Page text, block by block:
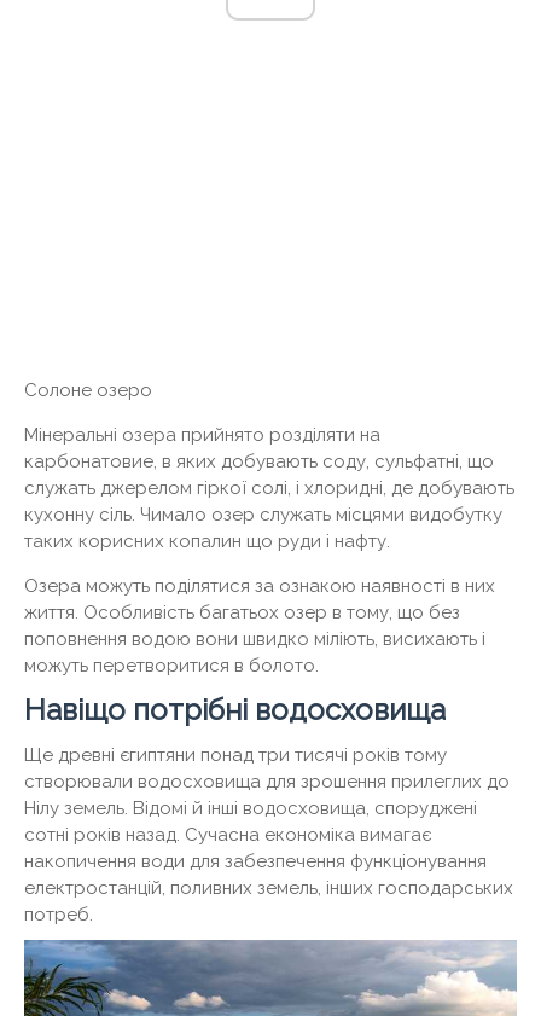
Солоне озеро
Мінеральні озера прийнято розділяти на
карбонатовие, в яких добувають соду, сульфатні, що
служать джерелом гіркої солі, і хлоридні, де добувають
кухонну сіль. Чимало озер служать місцями видобутку
таких корисних копалин що руди і нафту.
Озера можуть поділятися за ознакою наявності в них
життя. Особливість багатьох озер в тому, що без
поповнення водою вони швидко міліють, висихають і
можуть перетворитися в болото.
Навіщо потрібні водосховища
Ще древні єгиптяни понад три тисячі років тому
створювали водосховища для зрошення прилеглих до
Нілу земель. Відомі й інші водосховища, споруджені
сотні років назад. Сучасна економіка вимагає
накопичення води для забезпечення функціонування
електростанцій, поливних земель, інших господарських
потреб.